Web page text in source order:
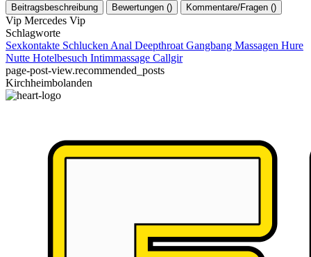
Beitragsbeschreibung Bewertungen () Kommentare/Fragen ()
Vip Mercedes Vip
Schlagworte
Sexkontakte Schlucken Anal Deepthroat Gangbang Massagen Hure
Nutte Hotelbesuch Intimmassage Callgir
page-post-view.recommended_posts
Kirchheimbolanden